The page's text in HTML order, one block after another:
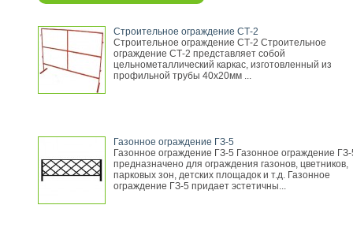
Строительное ограждение СТ-2
Строительное ограждение СТ-2 Строительное
ограждение СТ-2 представляет собой
цельнометаллический каркас, изготовленный из
профильной трубы 40х20мм ...
Газонное ограждение ГЗ-5
Газонное ограждение ГЗ-5 Газонное ограждение
предназначено для ограждения газонов, цветников,
парковых зон, детских площадок и т.д. Газонное
ограждение ГЗ-5 придает эстетичны...